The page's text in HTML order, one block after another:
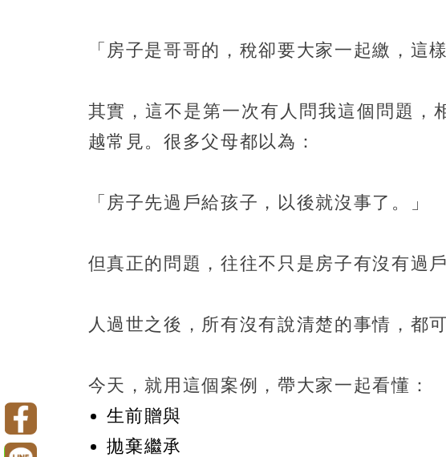
「房子是哥哥的，稅卻要大家一起繳，這
其實，這不是第一次有人問我這個問題，
越常見。很多父母都以為：
「房子先過戶給孩子，以後就沒事了。」
但真正的問題，往往不只是房子有沒有過
人過世之後，所有沒有說清楚的事情，都
今天，就用這個案例，帶大家一起看懂：
生前贈與
拋棄繼承